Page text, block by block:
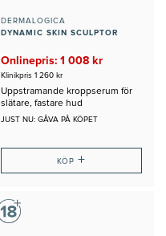
DERMALOGICA
DYNAMIC SKIN SCULPTOR
Onlinepris: 1 008 kr
Klinikpris 1 260 kr
Uppstramande kroppserum för
slätare, fastare hud
JUST NU: GÅVA PÅ KÖPET
KÖP +